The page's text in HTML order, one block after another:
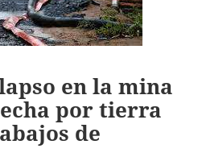
en la mina
por tierra
de